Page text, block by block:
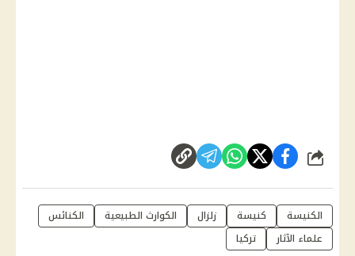
شارك
الكنيسة كنيسة زلزال الكوارث الطبيعية
الكنائس
علماء الآثار
تركيا